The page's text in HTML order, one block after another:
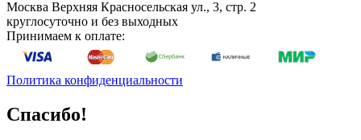
Москва Верхняя Красносельская ул., 3, стр. 2
круглосуточно и без выходных
Принимаем к оплате:
Политика конфиденциальности
Спасибо!